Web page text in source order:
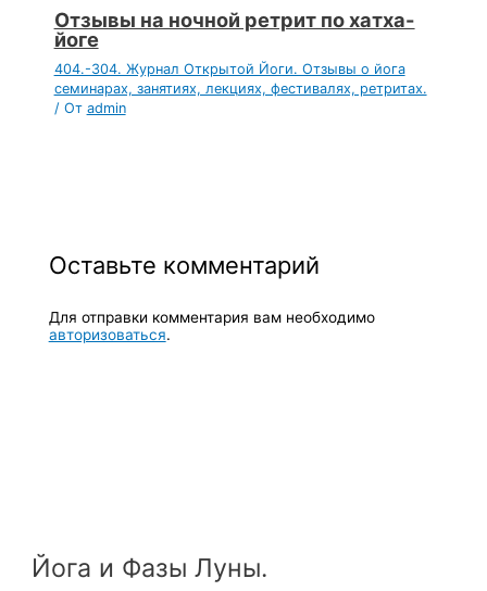
Отзывы на ночной ретрит по хатха-
йоге
404.-304. Журнал Открытой Йоги. Отзывы о йога
семинарах, занятиях, лекциях, фестивалях, ретритах.
/ От admin
Оставьте комментарий
Для отправки комментария вам необходимо
авторизоваться.
Йога и Фазы Луны.